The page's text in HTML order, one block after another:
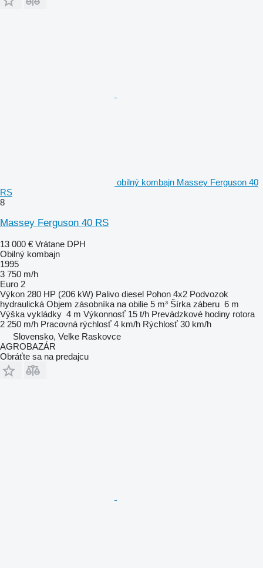
obilný kombajn Massey Ferguson 40
RS
8
Massey Ferguson 40 RS
13 000 € Vrátane DPH
Obilný kombajn
1995
3 750 m/h
Euro 2
Výkon 280 HP (206 kW) Palivo diesel Pohon 4x2 Podvozok
hydraulická Objem zásobníka na obilie 5 m³ Šírka záberu 6 m
Výška vykládky 4 m Výkonnosť 15 t/h Prevádzkové hodiny rotora
2 250 m/h Pracovná rýchlosť 4 km/h Rýchlosť 30 km/h
Slovensko, Velke Raskovce
AGROBAZÁR
Obráťte sa na predajcu